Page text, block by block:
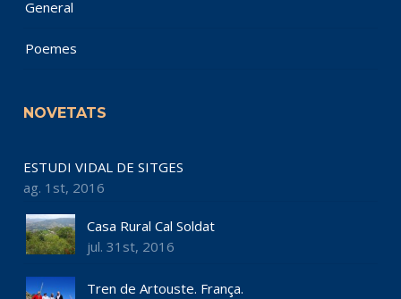
General
Poemes
NOVETATS
ESTUDI VIDAL DE SITGES
ag. 1st, 2016
Casa Rural Cal Soldat
jul. 31st, 2016
Tren de Artouste. França.